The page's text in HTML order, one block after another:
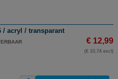
/ acryl / transparant
€ 12,99
(€ 10,74 excl)